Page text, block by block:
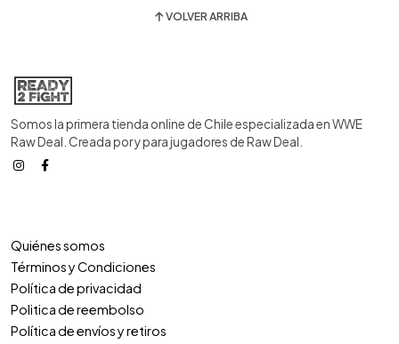
VOLVER ARRIBA
Somos la primera tienda online de Chile especializada en WWE
Raw Deal. Creada por y para jugadores de Raw Deal.
Quiénes somos
Términos y Condiciones
Política de privacidad
Politica de reembolso
Política de envíos y retiros